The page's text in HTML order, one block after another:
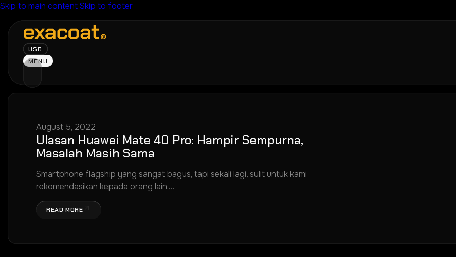
Skip to main contentSkip to footer
USD
MENU
August 5, 2022
Ulasan Huawei Mate 40 Pro: Hampir Sempurna,
Masalah Masih Sama
Smartphone flagship yang sangat bagus, tapi sekali lagi, sulit untuk kami
rekomendasikan kepada orang lain.…
READ MORE